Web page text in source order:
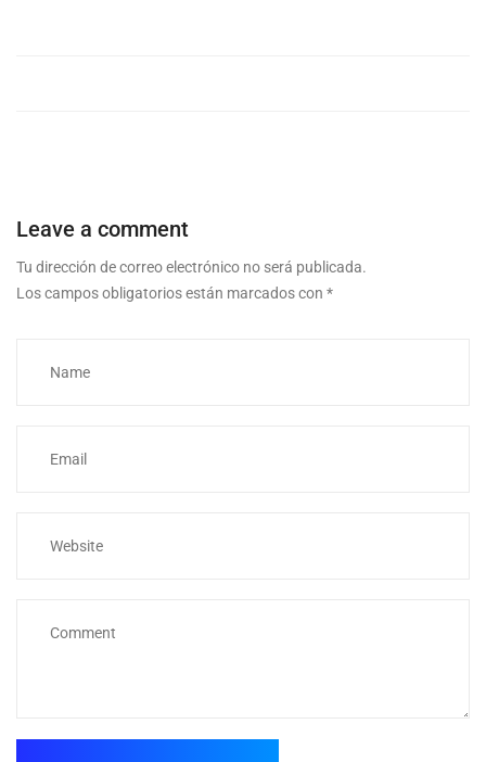
Leave a comment
Tu dirección de correo electrónico no será publicada.
Los campos obligatorios están marcados con *